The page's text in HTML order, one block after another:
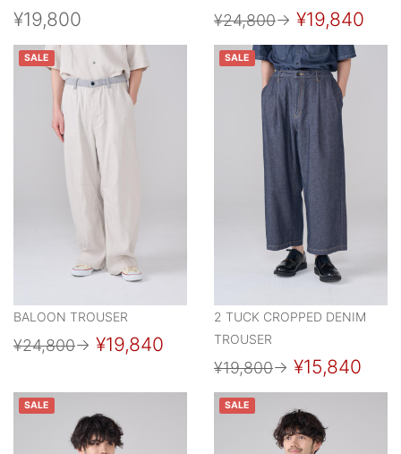
¥19,800 ¥24,800→ ¥19,840
SALE
BALOON TROUSER
¥24,800→ ¥19,840
SALE
2 TUCK CROPPED DENIM
TROUSER
¥19,800→ ¥15,840
SALE SALE